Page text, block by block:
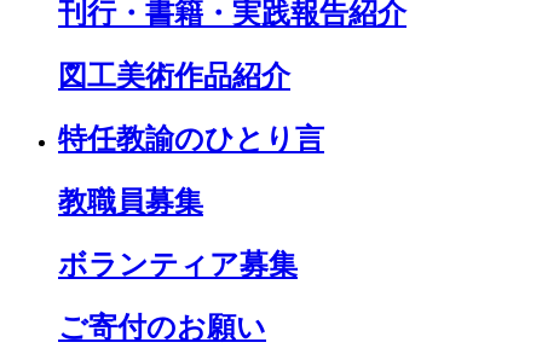
刊行・書籍・実践報告紹介
図工美術作品紹介
特任教諭のひとり言
教職員募集
ボランティア募集
ご寄付のお願い